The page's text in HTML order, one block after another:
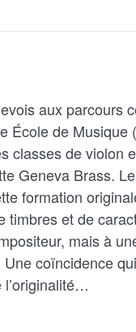
aux parcours
École de Musique
classes de violon
Geneva Brass.
formation
et de
mais à
coïncidence
l’originalité…